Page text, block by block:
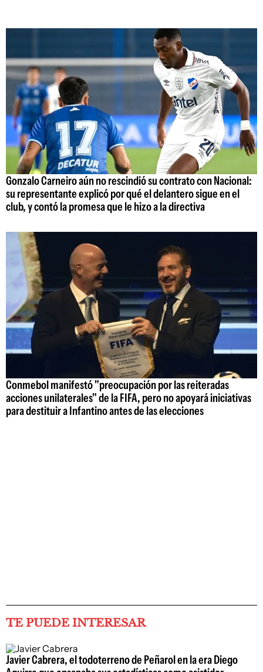
Gonzalo Carneiro aún no rescindió su contrato con Nacional:
su representante explicó por qué el delantero sigue en el
club, y contó la promesa que le hizo a la directiva
Conmebol manifestó "preocupación por las reiteradas
acciones unilaterales" de la FIFA, pero no apoyará iniciativas
para destituir a Infantino antes de las elecciones
TE PUEDE INTERESAR
Javier Cabrera, el todoterreno de Peñarol en la era Diego